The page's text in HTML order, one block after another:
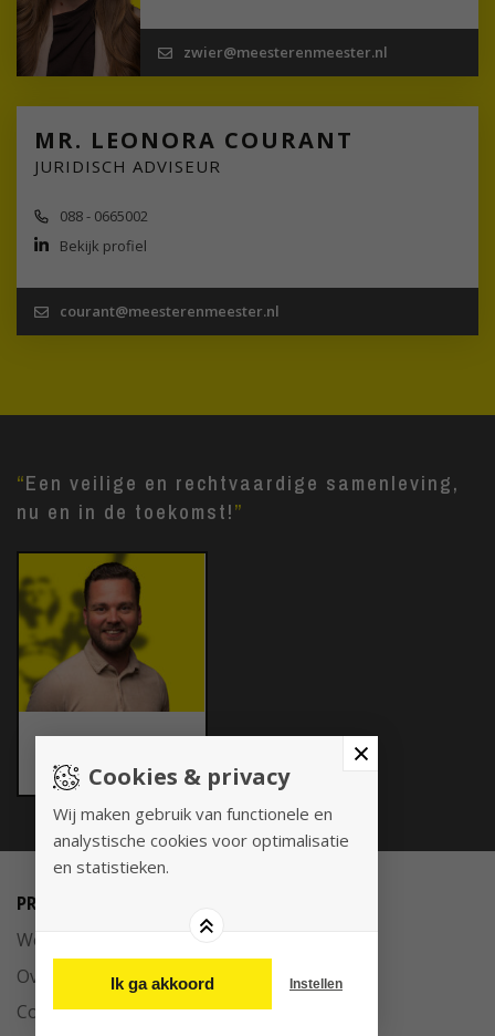
zwier@meesterenmeester.nl
MR. LEONORA COURANT
JURIDISCH ADVISEUR
088 - 0665002
Bekijk profiel
courant@meesterenmeester.nl
Een veilige en rechtvaardige samenleving,
nu en in de toekomst!
MR. LESLY
BRONS
PRAKTISCH
Werken bij
Over ons
Contact
Cookies & privacy
Wij maken gebruik van functionele en
analystische cookies voor optimalisatie
en statistieken.
Ik ga akkoord Instellen